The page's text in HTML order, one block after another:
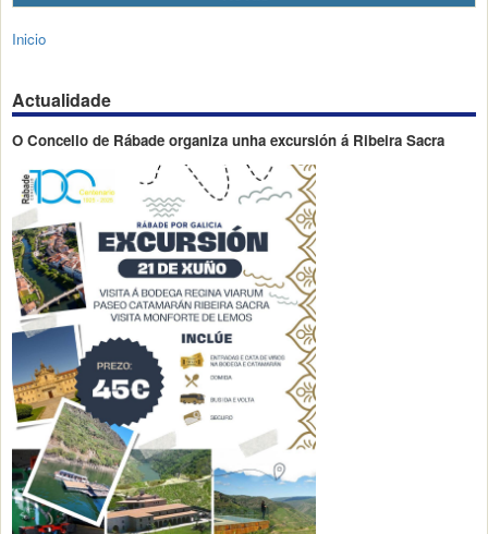
Inicio
Actualidade
O Concello de Rábade organiza unha excursión á Ribeira Sacra